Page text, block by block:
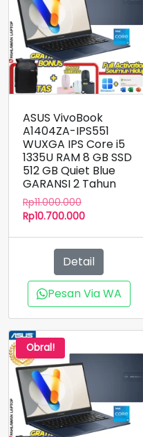
ASUS VivoBook
A1404ZA-IPS551
WUXGA IPS Core i5
1335U RAM 8 GB SSD
512 GB Quiet Blue
GARANSI 2 Tahun
Rp11.000.000Harga
aslinya
Rp10.700.000Harga
adalah:
Rp10.700.000.
Detail
Pesan Via WA
Obral!